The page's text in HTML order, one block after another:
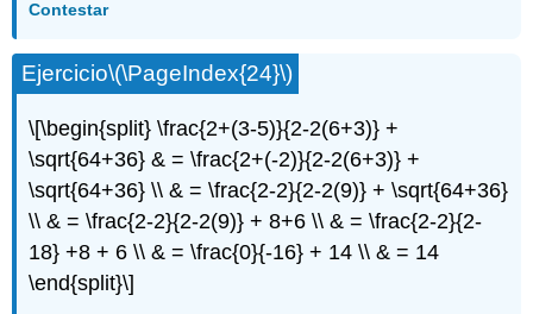
Contestar
Ejercicio\(\PageIndex{24}\)
\[\begin{split} \frac{2+(3-5)}{2-2(6+3)} +
\sqrt{64+36} & = \frac{2+(-2)}{2-2(6+3)} +
\sqrt{64+36} \\ & = \frac{2-2}{2-2(9)} + \sqrt{64+36}
\\ & = \frac{2-2}{2-2(9)} + 8+6 \\ & = \frac{2-2}{2-
18} +8 + 6 \\ & = \frac{0}{-16} + 14 \\ & = 14
\end{split}\]